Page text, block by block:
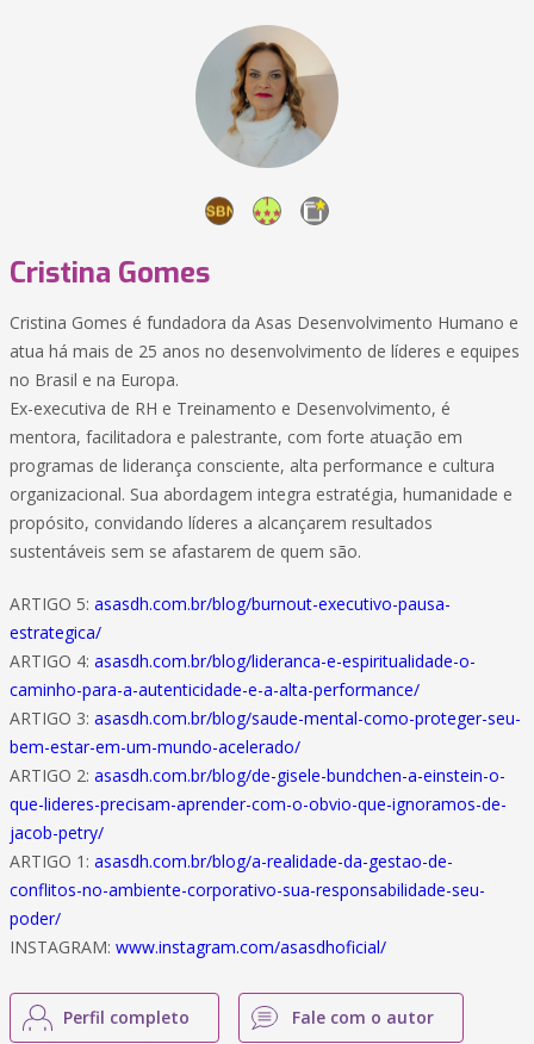
Cristina Gomes
Cristina Gomes é fundadora da Asas Desenvolvimento Humano e
atua há mais de 25 anos no desenvolvimento de líderes e equipes
no Brasil e na Europa.
Ex-executiva de RH e Treinamento e Desenvolvimento, é
mentora, facilitadora e palestrante, com forte atuação em
programas de liderança consciente, alta performance e cultura
organizacional. Sua abordagem integra estratégia, humanidade e
propósito, convidando líderes a alcançarem resultados
sustentáveis sem se afastarem de quem são.
ARTIGO 5: asasdh.com.br/blog/burnout-executivo-pausa-
estrategica/
ARTIGO 4: asasdh.com.br/blog/lideranca-e-espiritualidade-o-
caminho-para-a-autenticidade-e-a-alta-performance/
ARTIGO 3: asasdh.com.br/blog/saude-mental-como-proteger-seu-
bem-estar-em-um-mundo-acelerado/
ARTIGO 2: asasdh.com.br/blog/de-gisele-bundchen-a-einstein-o-
que-lideres-precisam-aprender-com-o-obvio-que-ignoramos-de-
jacob-petry/
ARTIGO 1: asasdh.com.br/blog/a-realidade-da-gestao-de-
conflitos-no-ambiente-corporativo-sua-responsabilidade-seu-
poder/
INSTAGRAM: www.instagram.com/asasdhoficial/
Perfil completo Fale com o autor